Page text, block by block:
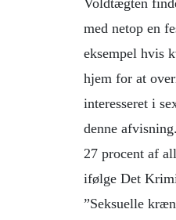
Voldtægten
med netop en
eksempel hvis
hjem for at
interesseret i
denne
27 procent af
ifølge Det
”Seksuelle